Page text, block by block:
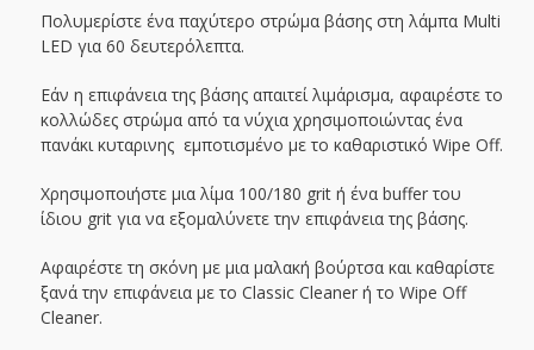
Πολυμερίστε ένα παχύτερο στρώμα βάσης στη λάμπα Multi
LED για 60 δευτερόλεπτα.
Εάν η επιφάνεια της βάσης απαιτεί λιμάρισμα, αφαιρέστε το
κολλώδες στρώμα από τα νύχια χρησιμοποιώντας ένα
πανάκι κυταρινης εμποτισμένο με το καθαριστικό Wipe Off.
Χρησιμοποιήστε μια λίμα 100/180 grit ή ένα buffer του
ίδιου grit για να εξομαλύνετε την επιφάνεια της βάσης.
Αφαιρέστε τη σκόνη με μια μαλακή βούρτσα και καθαρίστε
ξανά την επιφάνεια με το Classic Cleaner ή το Wipe Off
Cleaner.